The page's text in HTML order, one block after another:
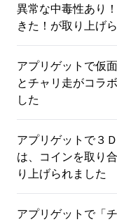
異常な中毒性あり
きた！が取り上げ
アプリゲットで仮
とチャリ走がコラ
した
アプリゲットで３
は、コインを取り
り上げられました
アプリゲットで「